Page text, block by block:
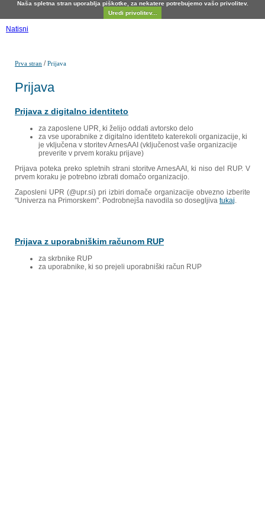
Naša spletna stran uporablja piškotke, za nekatere potrebujemo vašo privolitev.
Uredi privolitev...
Natisni
Prva stran /Prijava
Prijava
Prijava z digitalno identiteto
za zaposlene UPR, ki želijo oddati avtorsko delo
za vse uporabnike z digitalno identiteto katerekoli organizacije, ki
je vključena v storitev ArnesAAI (vključenost vaše organizacije
preverite v prvem koraku prijave)
Prijava poteka preko spletnih strani storitve ArnesAAI, ki niso del RUP. V
prvem koraku je potrebno izbrati domačo organizacijo.
Zaposleni UPR (@upr.si) pri izbiri domače organizacije obvezno izberite
"Univerza na Primorskem". Podrobnejša navodila so dosegljiva tukaj
Prijava z uporabniškim računom RUP
za skrbnike RUP
za uporabnike, ki so prejeli uporabniški račun RUP